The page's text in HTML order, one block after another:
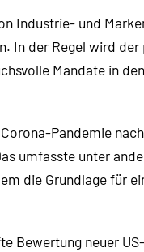
Industrie- und
In der Regel wird
Mandate in
Pandemie
umfasste unter
die Grundlage für
Bewertung neuer